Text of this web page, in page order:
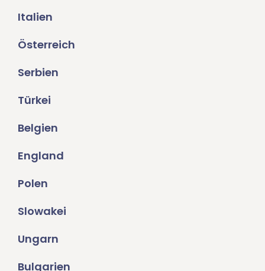
Italien
Österreich
Serbien
Türkei
Belgien
England
Polen
Slowakei
Ungarn
Bulgarien